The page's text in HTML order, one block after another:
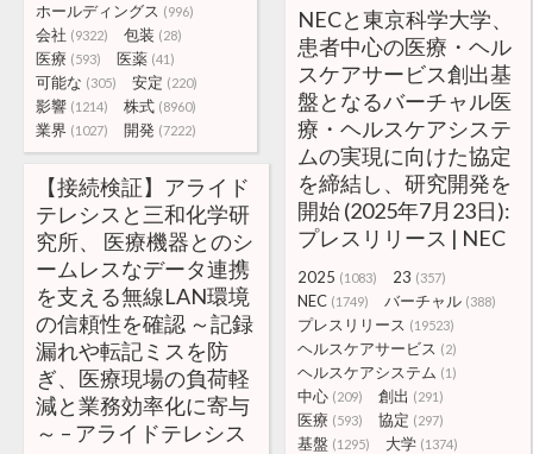
ホールディングス (996)
会社 (9322) 包装 (28)
医療 (593) 医薬 (41)
可能な (305) 安定 (220)
影響 (1214) 株式 (8960)
業界 (1027) 開発 (7222)
NECと東京科学大学、
患者中心の医療・ヘル
スケアサービス創出基
盤となるバーチャル医
療・ヘルスケアシステ
ムの実現に向けた協定
を締結し、研究開発を
開始 (2025年7月23日):
プレスリリース | NEC
2025 (1083) 23 (357)
NEC (1749) バーチャル (388)
プレスリリース (19523)
ヘルスケアサービス (2)
ヘルスケアシステム (1)
中心 (209) 創出 (291)
医療 (593) 協定 (297)
基盤 (1295) 大学 (1374)
【接続検証】アライド
テレシスと三和化学研
究所、 医療機器とのシ
ームレスなデータ連携
を支える無線LAN環境
の信頼性を確認 ～記録
漏れや転記ミスを防
ぎ、医療現場の負荷軽
減と業務効率化に寄与
～ – アライドテレシス